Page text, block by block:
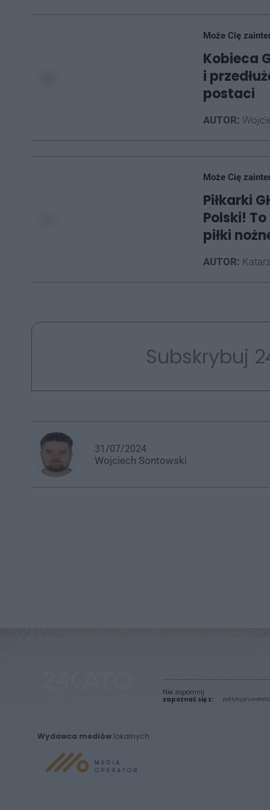
Może Cię
Kobieca
i
postaci
AUTOR:
Może Cię
Piłkarki
Polski!
piłki
AUTOR:
Subskrybuj
31/07/2024
Wojciech Sontowski
Wydawca mediów lokalnych
Nie zapomnij
zapoznać się z:
polityką